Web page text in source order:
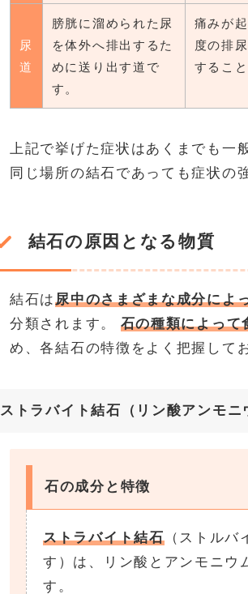
尿
道
膀胱に溜められた尿
を体外へ排出するた
めに送り出す道で
す。
痛みが
度の排
するこ
上記で挙げた症状はあくまでも一
同じ場所の結石であっても症状の
結石の原因となる物質
結石は尿中のさまざまな成分によ
分類されます。 石の種類によって
め、各結石の特徴をよく把握して
ストラバイト結石（リン酸アンモニ
石の成分と特徴
ストラバイト結石（ストルバ
す）は、リン酸とアンモニウ
す。